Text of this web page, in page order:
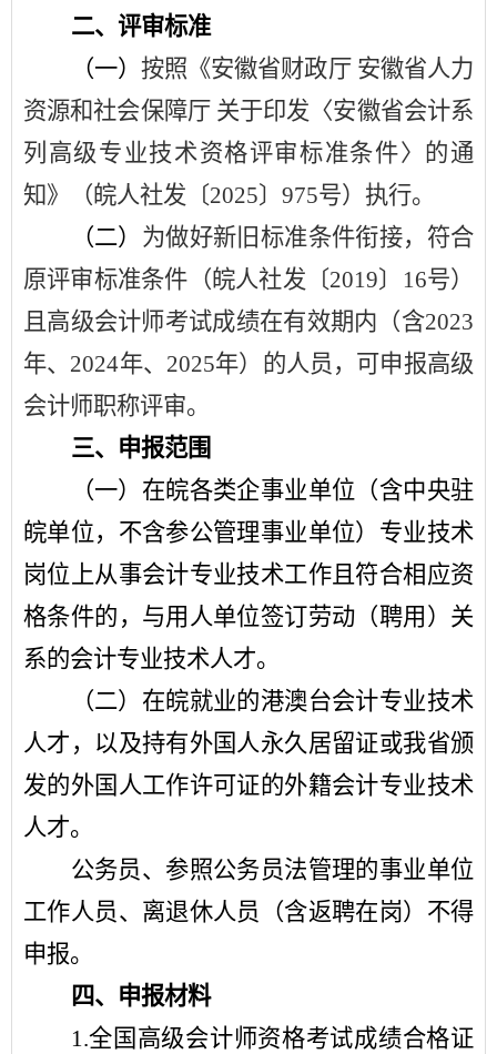
二、评审标准
（一） 按照《安徽省财政厅 安徽省人力
资源和社会保障厅 关于印发〈安徽省会计系
列高级专业技术资格评审标准条件〉的通
知》（皖人社发〔2025〕 975号）执行。
（二） 为做好新旧标准条件衔接，符合
原评审标准条件（皖人社发〔2019〕 16号）
且高级会计师考试成绩在有效期内（含2023
年、 2024年、 2025年）的人员，可申报高级
会计师职称评审。
三、申报范围
（一）在皖各类企事业单位（含中央驻
皖单位，不含参公管理事业单位）专业技术
岗位上从事会计专业技术工作且符合相应资
格条件的，与用人单位签订劳动（聘用）关
系的会计专业技术人才。
（二）在皖就业的港澳台会计专业技术
人才，以及持有外国人永久居留证或我省颁
发的外国人工作许可证的外籍会计专业技术
人才。
公务员、参照公务员法管理的事业单位
工作人员、离退休人员（含返聘在岗）不得
申报。
四、申报材料
1.全国高级会计师资格考试成绩合格证